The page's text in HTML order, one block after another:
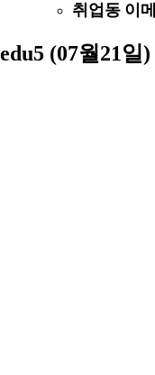
취업동 이
edu5 (07월21일)